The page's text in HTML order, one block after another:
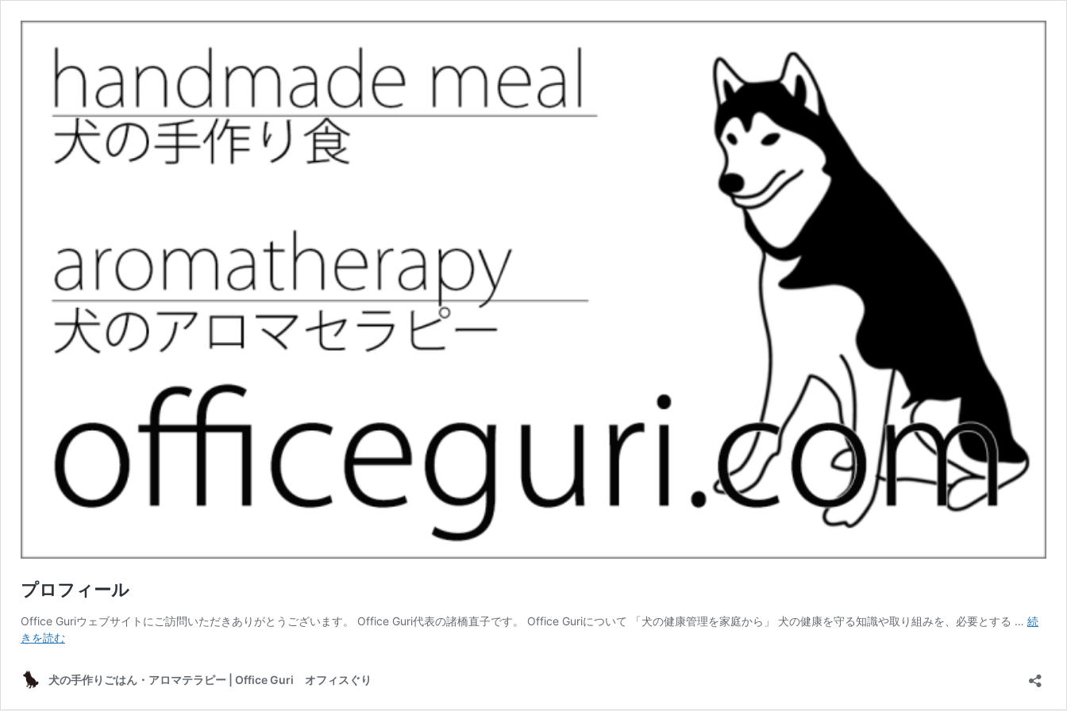
プロフィール
Office Guriウェブサイトにご訪問いただきありがとうございます。 Office Guri代表の諸橋直子です。 Office Guriについて 「犬の健康管理を家庭から」 犬の健康を守る知識や取り組みを、必要とする … 続
きを読むプ
ィ
犬の手作りごはん・アロマテラピー | Office Guri オフィスぐり